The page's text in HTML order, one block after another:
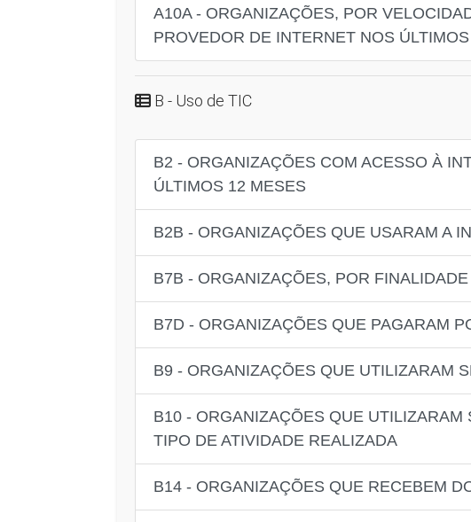
A10A - ORGANIZAÇÕES, POR
PROVEDOR DE INTERNET NOS
B - Uso de TIC
B2 - ORGANIZAÇÕES COM ACESSO À
ÚLTIMOS 12 MESES
B2B - ORGANIZAÇÕES QUE USARAM A
B7B - ORGANIZAÇÕES, POR
B7D - ORGANIZAÇÕES QUE PAGARAM
B9 - ORGANIZAÇÕES QUE UTILIZARAM
B10 - ORGANIZAÇÕES QUE
TIPO DE ATIVIDADE REALIZADA
B14 - ORGANIZAÇÕES QUE RECEBEM